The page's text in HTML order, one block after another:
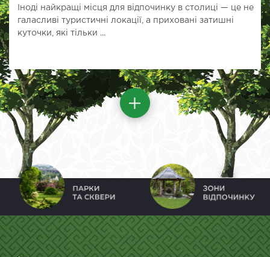
Іноді найкращі місця для відпочинку в столиці — це не
галасливі туристичні локації, а приховані затишні
куточки, які тільки ...